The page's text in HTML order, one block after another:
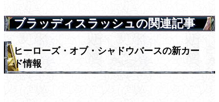
ブラッディスラッシュの関連記事
ヒーローズ・オブ・シャドウバースの新カー
ド情報